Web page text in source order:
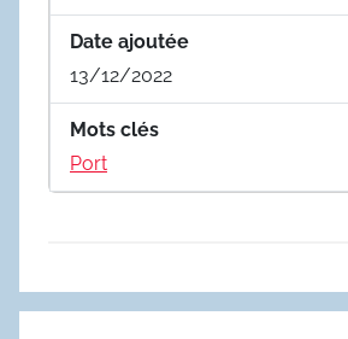
Date ajoutée
13/12/2022
Mots clés
Port